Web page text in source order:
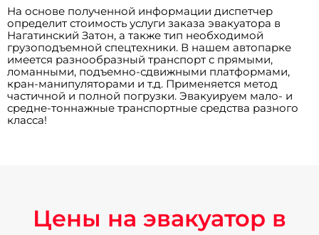
На основе полученной информации диспетчер
определит стоимость услуги заказа эвакуатора в
Нагатинский Затон, а также тип необходимой
грузоподъемной спецтехники. В нашем автопарке
имеется разнообразный транспорт с прямыми,
ломанными, подъемно-сдвижными платформами,
кран-манипуляторами и т.д. Применяется метод
частичной и полной погрузки. Эвакуируем мало- и
средне-тоннажные транспортные средства разного
класса!
Цены на эвакуатор в